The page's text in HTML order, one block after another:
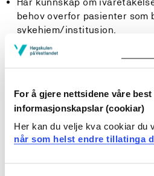
For å gjere nettsidene våre
informasjonskapslar (cookiar)
Her kan du velje kva cookiar du
når som helst endre tillatinga
behov overfor pasienter som
sykehjem/institusjon.
Har kunnskap om å
miljø, inklusiv fysiske
spesielt kommunikasjon som
brukermedvirkning og
deres pårørende.
Har kunnskap om